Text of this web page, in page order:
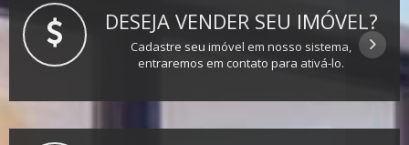
DESEJA VENDER SEU IMÓVEL?
Cadastre seu imóvel em nosso sistema,
entraremos em contato para ativá-lo.